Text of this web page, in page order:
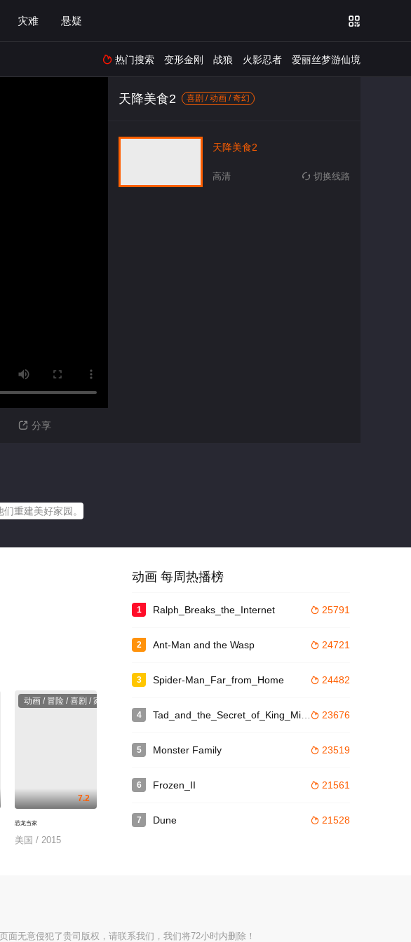
灾难 悬疑 
 热门搜索 变形金刚 战狼 火影忍者 爱丽丝梦游仙境
 分享
天降美食2 喜剧 / 动画 / 奇幻
天降美食2
高清  切换线路
重建美好家园。
动画 / 冒险 / 喜剧 / 家庭
7.2
恐龙当家
美国 / 2015
动画 每周热播榜
1  25791
Ralph_Breaks_the_Internet
2  24721
Ant-Man and the Wasp
3  24482
Spider-Man_Far_from_Home
4  23676
Tad_and_the_Secret_of_King_Midas
5  23519
Monster Family
6  21561
Frozen_II
7  21528
Dune
无意侵犯了贵司版权，请联系我们，我们将72小时内删除！